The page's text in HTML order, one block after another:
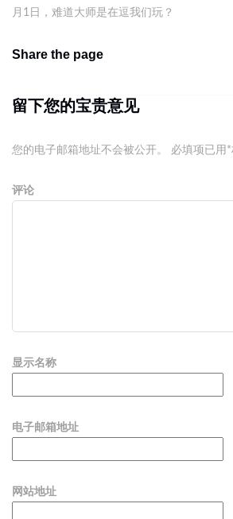
月1日，难道大师是在逗我们玩？
Share the page
留下您的宝贵意见
您的电子邮箱地址不会被公开。 必填项已用 *
评论
显示名称
电子邮箱地址
网站地址